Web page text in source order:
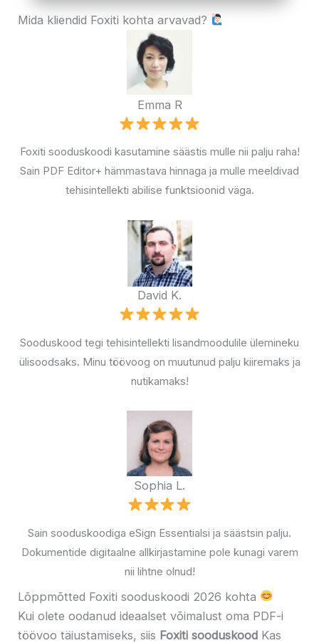
Mida kliendid Foxiti kohta arvavad?
Emma R
Foxiti sooduskoodi kasutamine säästis mulle nii palju raha!
Sain PDF Editor+ hämmastava hinnaga ja mulle meeldivad
tehisintellekti abilise funktsioonid väga.
David K.
Sooduskood tegi tehisintellekti lisandmoodulile ülemineku
ülisoodsaks. Minu töövoog on muutunud palju kiiremaks ja
nutikamaks!
Sophia L.
Sain sooduskoodiga eSign Essentialsi ja säästsin palju.
Dokumentide digitaalne allkirjastamine pole kunagi varem
nii lihtne olnud!
Lõppmõtted Foxiti sooduskoodi 2026 kohta
Kui olete oodanud ideaalset võimalust oma PDF-i
töövoo täiustamiseks, siis Foxiti sooduskood Kas